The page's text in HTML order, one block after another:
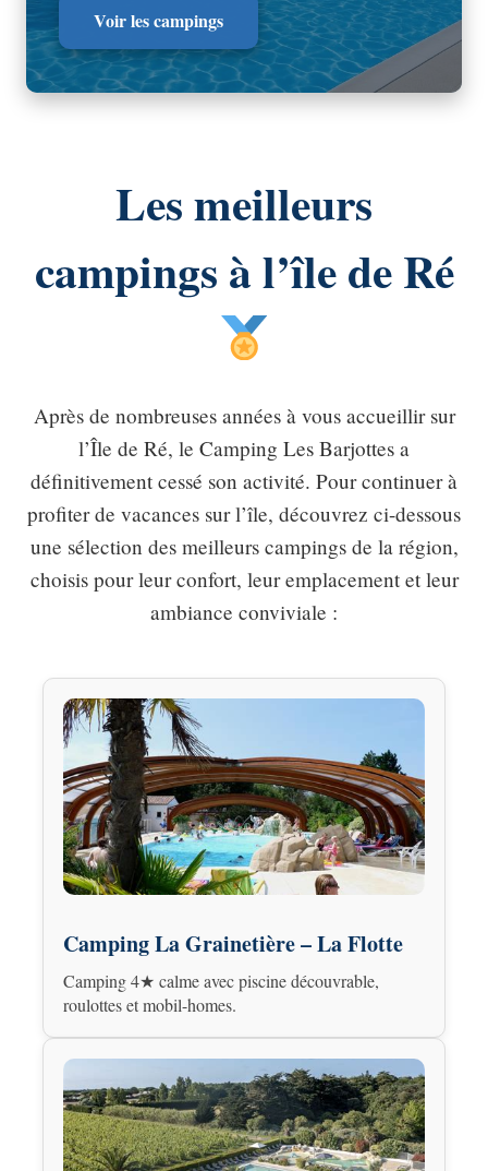
Voir les campings
Les meilleurs
campings à l’île de Ré
Après de nombreuses années à vous accueillir sur
l’Île de Ré, le Camping Les Barjottes a
définitivement cessé son activité. Pour continuer à
profiter de vacances sur l’île, découvrez ci-dessous
une sélection des meilleurs campings de la région,
choisis pour leur confort, leur emplacement et leur
ambiance conviviale :
Camping La Grainetière – La Flotte
Camping 4★ calme avec piscine découvrable,
roulottes et mobil-homes.